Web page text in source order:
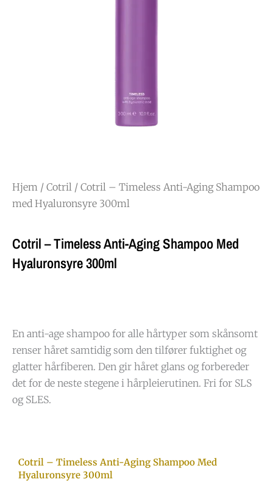
Hjem / Cotril / Cotril – Timeless Anti-Aging Shampoo
med Hyaluronsyre 300ml
Cotril – Timeless Anti-Aging Shampoo Med
Hyaluronsyre 300ml
En anti-age shampoo for alle hårtyper som skånsomt
renser håret samtidig som den tilfører fuktighet og
glatter hårfiberen. Den gir håret glans og forbereder
det for de neste stegene i hårpleierutinen. Fri for SLS
og SLES.
Cotril – Timeless Anti-Aging Shampoo Med
Hyaluronsyre 300ml